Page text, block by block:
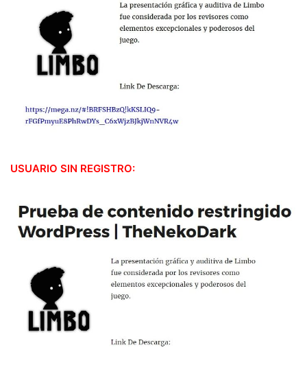
USUARIO SIN REGISTRO: